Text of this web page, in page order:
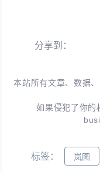
分享到：
本站所有文章、数据
如果侵犯了你的
标签： 岚图